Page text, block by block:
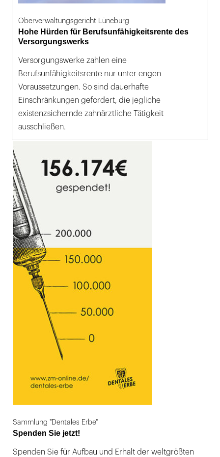
Oberverwaltungsgericht Lüneburg
Hohe Hürden für Berufsunfähigkeitsrente des
Versorgungswerks
Versorgungswerke zahlen eine
Berufsunfähigkeitsrente nur unter engen
Voraussetzungen. So sind dauerhafte
Einschränkungen gefordert, die jegliche
existenzsichernde zahnärztliche Tätigkeit
ausschließen.
Sammlung "Dentales Erbe"
Spenden Sie jetzt!
Spenden Sie für Aufbau und Erhalt der weltgrößten